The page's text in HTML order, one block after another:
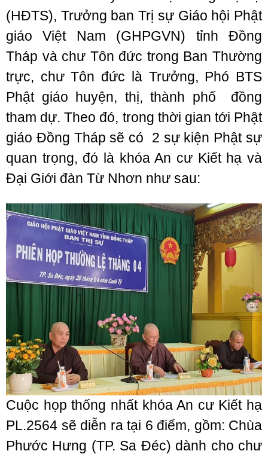
(HĐTS), Trưởng ban Trị sự Giáo hội Phật
giáo Việt Nam (GHPGVN) tỉnh Đồng
Tháp và chư Tôn đức trong Ban Thường
trực, chư Tôn đức là Trưởng, Phó BTS
Phật giáo huyện, thị, thành phố đồng
tham dự. Theo đó, trong thời gian tới Phật
giáo Đồng Tháp sẽ có 2 sự kiện Phật sự
quan trọng, đó là khóa An cư Kiết hạ và
Đại Giới đàn Từ Nhơn như sau:
Cuộc họp thống nhất khóa An cư Kiết hạ
PL.2564 sẽ diễn ra tại 6 điểm, gồm: Chùa
Phước Hưng (TP. Sa Đéc) dành cho chư